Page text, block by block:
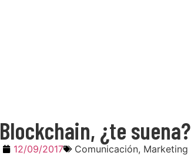
Blockchain, ¿te suena?
12/09/2017 Comunicación, Marketing